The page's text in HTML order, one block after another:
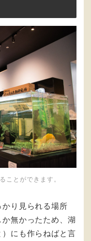
ことができます。
り見られる場所
無かったため、湖
にも作らねばと言